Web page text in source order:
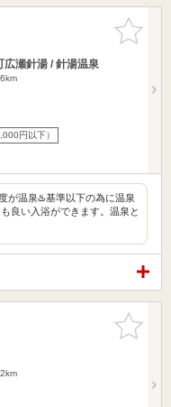
お気に入
りに追加
広瀬針湯 / 針湯温泉
円以下）
が温泉♨️基準以下の為に温泉
良い入浴ができます。温泉と
お気に入
りに追加